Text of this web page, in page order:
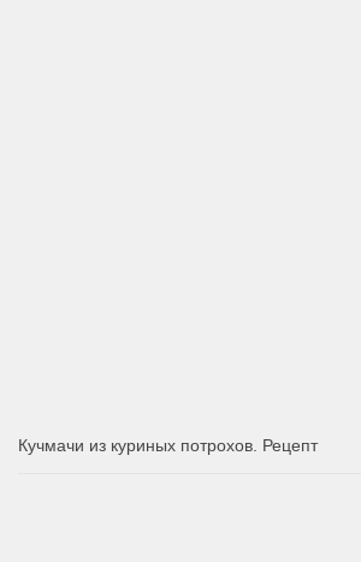
Кучмачи из куриных потрохов. Рецепт